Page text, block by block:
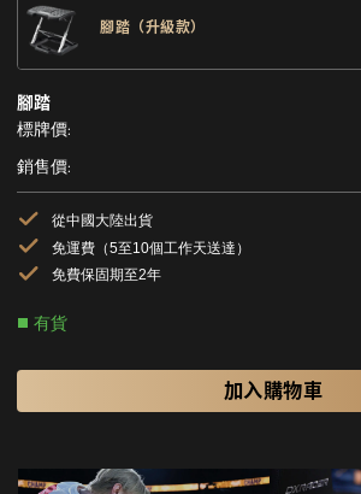
腳踏（升級款）
腳踏
標牌價:
銷售價:
從中國大陸出貨
免運費（5至10個工作天送達）
免費保固期至2年
有貨
加入購物車